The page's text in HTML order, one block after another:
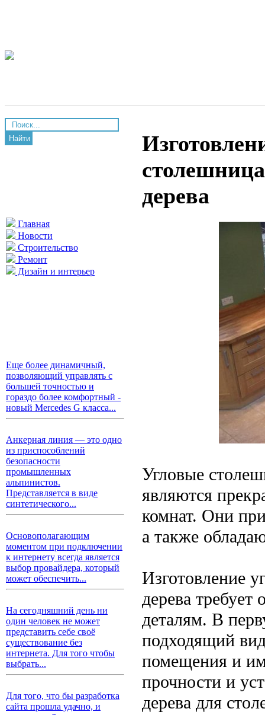
Найти
Главная
Новости
Строительство
Ремонт
Дизайн и интерьер
Еще более динамичный,
позволяющий управлять с
большей точностью и
гораздо более комфортный -
новый Mercedes G класса...
Анкерная линия — это одно
из приспособлений
безопасности
промышленных
альпинистов.
Представляется в виде
синтетического...
Основополагающим
моментом при подключении
к интернету всегда является
выбор провайдера, который
может обеспечить...
На сегодняшний день ни
один человек не может
представить себе своё
существование без
интернета. Для того чтобы
выбрать...
Для того, что бы разработка
сайта прошла удачно, и
дерева
Угловые
являются
комнат. Они
а также
Изготовление
дерева
деталям. В
подходящий
помещения и
прочности и
дерева для